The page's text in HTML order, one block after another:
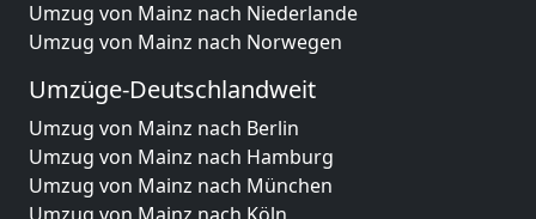
Umzug von Mainz nach Niederlande
Umzug von Mainz nach Norwegen
Umzüge-Deutschlandweit
Umzug von Mainz nach Berlin
Umzug von Mainz nach Hamburg
Umzug von Mainz nach München
Umzug von Mainz nach Köln